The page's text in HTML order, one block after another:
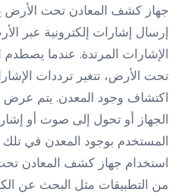
جهاز كشف المعادن تحت
إرسال إشارات إلكترونية عبر
الإشارات المرتدة. عندما يصطدم
تحت الأرض، تتغير ترددات
اكتشاف وجود المعدن. يتم عرض
الجهاز أو تحول إلى صوت أو
المستخدم بوجود المعدن في
استخدام جهاز كشف المعادن
من التطبيقات مثل البحث عن